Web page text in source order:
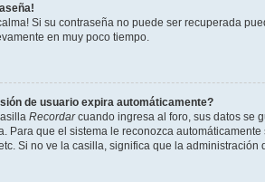
Si su contraseña no puede ser recuperada
en muy poco tiempo.
de usuario expira automáticamente?
Recordarcuando ingresa al foro, sus datos se
Para que el sistema le reconozca
Si no ve la casilla, significa que la administración